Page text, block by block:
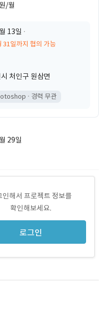
/월
13일
31일까지 협의 가능
처인구 원삼면
경력 무관
29일
인해서 프로젝트 정보를
확인해보세요.
로그인